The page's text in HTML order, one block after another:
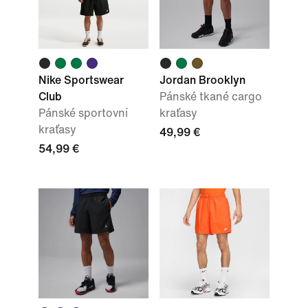
Nike Sportswear
Club
Pánské sportovní
kraťasy
54,99 €
Jordan Brooklyn
Pánské tkané cargo
kraťasy
49,99 €